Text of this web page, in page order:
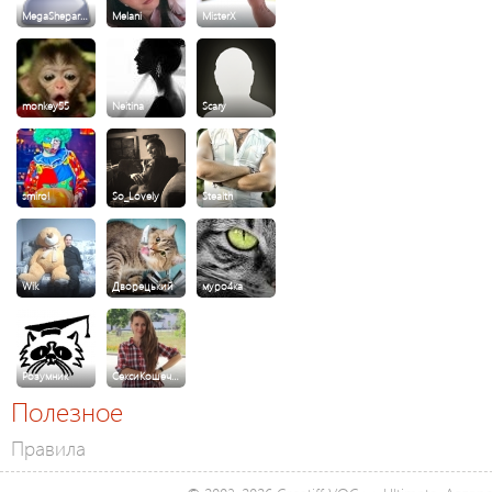
MegaShepar… Melani MisterX
monkey55 Neitina Scary
smirol So_Lovely Stealth
Wik Дворецький муро4ка
Розумник СексиКошеч…
Полезное
Правила